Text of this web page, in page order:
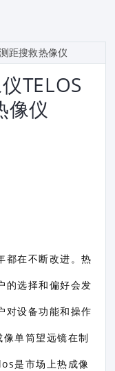
TELOS
像仪
都在不断改进。热
的选择和偏好会发
对设备功能和操作
单筒望远镜在制
是市场上热成像